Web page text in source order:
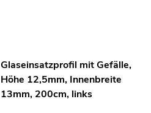
Glaseinsatzprofil mit Gefälle,
Höhe 12,5mm, Innenbreite
13mm, 200cm, links